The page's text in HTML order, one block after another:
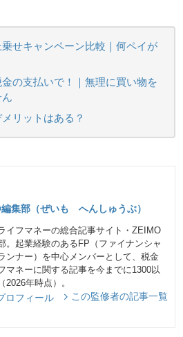
せキャンペーン比較｜何ペイが
の支払いで！｜無理に買い物を
リットはある？
集部（ぜいも へんしゅうぶ）
イフマネーの総合記事サイト・ZEIMO
。起業経験のあるFP（ファイナンシャ
ンナー）を中心メンバーとして、税金
マネーに関する記事を今までに1300以
2026年時点）。
ロフィール この監修者の記事一覧